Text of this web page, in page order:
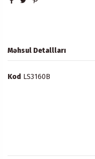
Məhsul Detallları
Kod LS3160B